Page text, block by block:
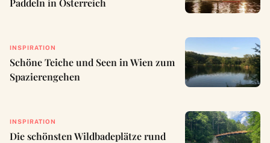
INSPIRATION
Schöne Teiche und Seen in Wien zum
Spazierengehen
INSPIRATION
Die schönsten Wildbadeplätze rund